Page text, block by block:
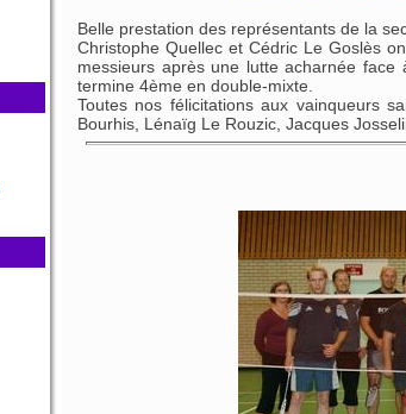
Belle prestation des représentants de la
Christophe Quellec et Cédric Le Goslès
messieurs après une lutte acharnée
termine 4ème en double-mixte.
Toutes nos félicitations aux vainqueurs
Bourhis, Lénaïg Le Rouzic, Jacques